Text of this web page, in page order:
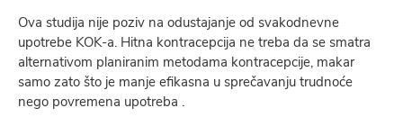
Ova studija nije poziv na odustajanje od svakodnevne
upotrebe KOK-a. Hitna kontracepcija ne treba da se smatra
alternativom planiranim metodama kontracepcije, makar
samo zato što je manje efikasna u sprečavanju trudnoće
nego povremena upotreba .